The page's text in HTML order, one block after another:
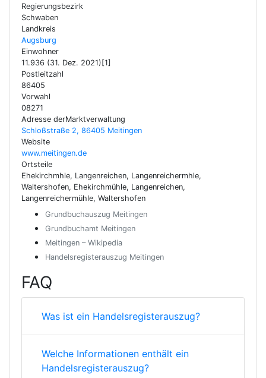
Regierungsbezirk
Schwaben
Landkreis
Augsburg
Einwohner
11.936 (31. Dez. 2021)[1]
Postleitzahl
86405
Vorwahl
08271
Adresse derMarktverwaltung
Schloßstraße 2, 86405 Meitingen
Website
www.meitingen.de
Ortsteile
Ehekirchmhle, Langenreichen, Langenreichermhle,
Waltershofen, Ehekirchmühle, Langenreichen,
Langenreichermühle, Waltershofen
Grundbuchauszug Meitingen
Grundbuchamt Meitingen
Meitingen – Wikipedia
Handelsregisterauszug Meitingen
FAQ
Was ist ein Handelsregisterauszug?
Welche Informationen enthält ein
Handelsregisterauszug?